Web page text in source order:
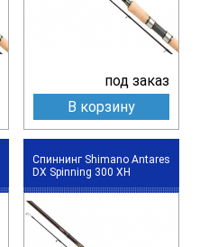
под заказ
В корзину
Спиннинг Shimano Antares
DX Spinning 300 XH